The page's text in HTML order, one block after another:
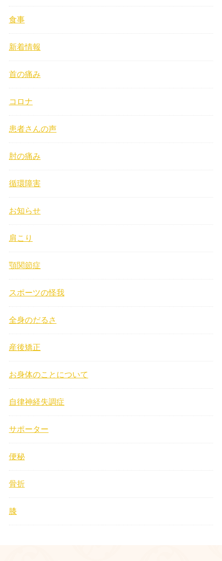
食事
新着情報
首の痛み
コロナ
患者さんの声
肘の痛み
循環障害
お知らせ
肩こり
顎関節症
スポーツの怪我
全身のだるさ
産後矯正
お身体のことについて
自律神経失調症
サポーター
便秘
骨折
膝